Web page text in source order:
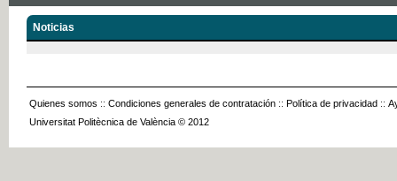
Noticias
Quienes somos :: Condiciones generales de contratación :: Política de privacidad ::
Universitat Politècnica de València © 2012